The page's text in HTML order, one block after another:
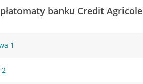
banku Credit Agricole
1